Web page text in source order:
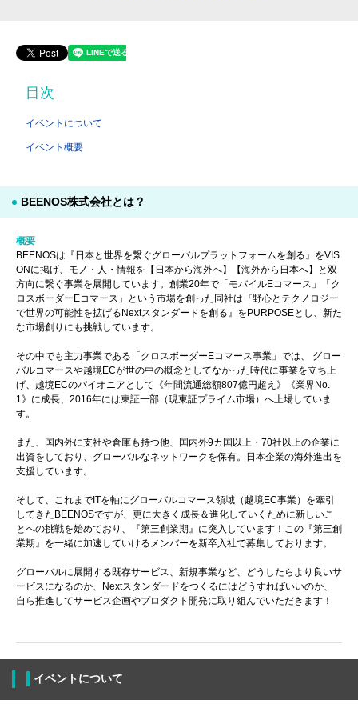
目次
イベントについて
イベント概要
BEENOS株式会社とは？
概要
BEENOSは『日本と世界を繋ぐグローバルプラットフォームを創る』をVIS
ONに掲げ、モノ・人・情報を【日本から海外へ】【海外から日本へ】と双
方向に繋ぐ事業を展開しています。創業20年で「モバイルEコマース」「ク
ロスボーダーEコマース」という市場を創った同社は『野心とテクノロジー
で世界の可能性を拡げるNextスタンダードを創る』をPURPOSEとし、新た
な市場創りにも挑戦しています。
その中でも主力事業である「クロスボーダーEコマース事業」では、 グロー
バルコマースや越境ECが世の中の概念としてなかった時代に事業を立ち上
げ、越境ECのパイオニアとして《年間流通総額807億円超え》《業界No.
1》に成長、2016年には東証一部（現東証プライム市場）へ上場していま
す。
また、国内外に支社や倉庫も持つ他、国内外9カ国以上・70社以上の企業に
出資をしており、グローバルなネットワークを保有。日本企業の海外進出を
支援しています。
そして、これまでITを軸にグローバルコマース領域（越境EC事業）を牽引
してきたBEENOSですが、更に大きく成長＆進化していくために新しいこ
とへの挑戦を始めており、『第三創業期』に突入しています！この『第三創
業期』を一緒に加速していけるメンバーを新卒入社で募集しております。
グローバルに展開する既存サービス、新規事業など、どうしたらより良いサ
ービスになるのか、Nextスタンダードをつくるにはどうすればいいのか、
自ら推進してサービス企画やプロダクト開発に取り組んでいただきます！
イベントについて